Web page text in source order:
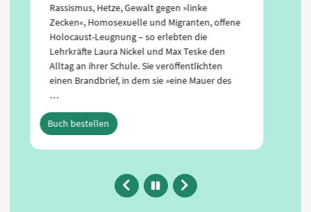
Rassismus, Hetze, Gewalt gegen »linke
Zecken«, Homosexuelle und Migranten, offene
Holocaust-Leugnung – so erlebten die
Lehrkräfte Laura Nickel und Max Teske den
Alltag an ihrer Schule. Sie veröffentlichten
einen Brandbrief, in dem sie »eine Mauer des
…
Buch bestellen
ZurückAnimation
anhalten
Vor